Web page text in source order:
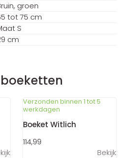
Bruin groen
tot 75 cm
maat S
29 cm
Verzonden binnen 1 tot 5
werkdagen
Boeket Witlich
114,99
Bekijk